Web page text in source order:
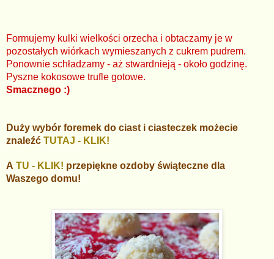
Formujemy kulki wielkości orzecha i obtaczamy je w
pozostałych wiórkach wymieszanych z cukrem pudrem.
Ponownie schładzamy - aż stwardnieją - około godzinę.
Pyszne kokosowe trufle gotowe.
Smacznego :)
Duży wybór foremek do ciast i ciasteczek możecie
znaleźć TUTAJ - KLIK!
A TU - KLIK! przepiękne ozdoby świąteczne dla
Waszego domu!